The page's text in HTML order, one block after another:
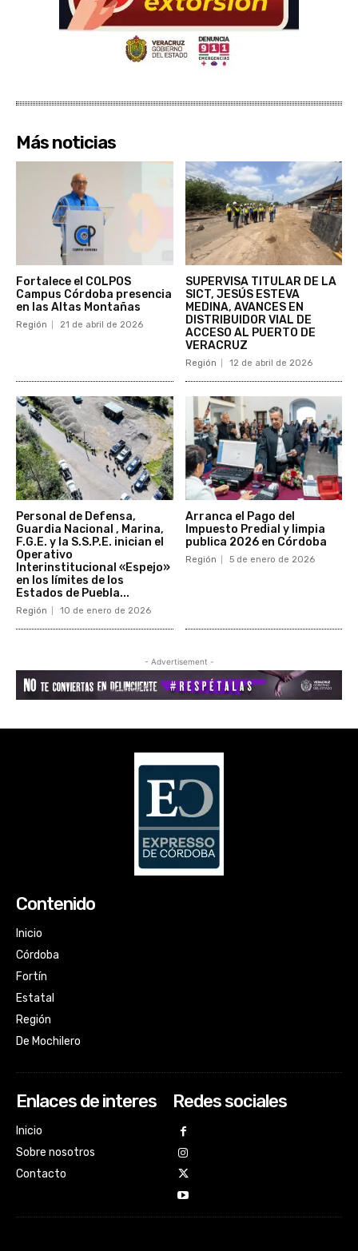
Contenido
Inicio
Córdoba
Fortín
Estatal
Región
De Mochilero
Enlaces de interes
Inicio
Sobre nosotros
Contacto
Redes sociales